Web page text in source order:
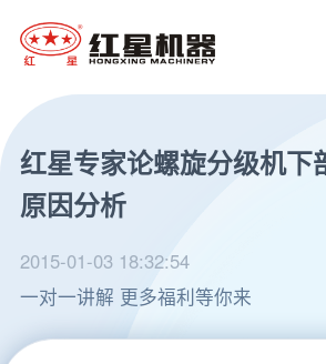
红星专家论螺旋分级机下
原因分析
2015-01-03 18:32:54
一对一讲解 更多福利等你来